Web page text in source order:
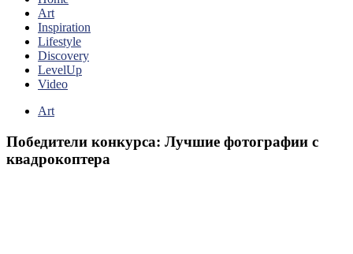
Art
Inspiration
Lifestyle
Discovery
LevelUp
Video
Art
Победители конкурса: Лучшие фотографии с
квадрокоптера